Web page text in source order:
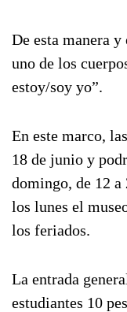
De esta manera y
uno de los
estoy/soy yo”.
En este marco,
18 de junio y
domingo, de 12 a
los lunes el
los feriados.
La entrada
estudiantes 10